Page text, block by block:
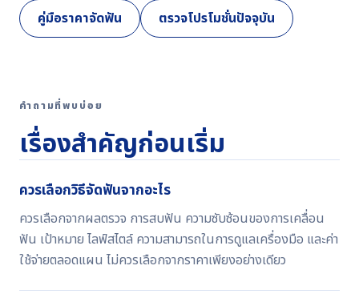
คู่มือราคาจัดฟัน ตรวจโปรโมชั่นปัจจุบัน
คำถามที่พบบ่อย
เรื่องสำคัญก่อนเริ่ม
ควรเลือกวิธีจัดฟันจากอะไร
ควรเลือกจากผลตรวจ การสบฟัน ความซับซ้อนของการเคลื่อน
ฟัน เป้าหมาย ไลฟ์สไตล์ ความสามารถในการดูแลเครื่องมือ และค่า
ใช้จ่ายตลอดแผน ไม่ควรเลือกจากราคาเพียงอย่างเดียว